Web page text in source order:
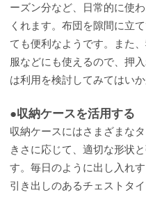
ーズン分など、日常的に使
くれます。布団を隙間に立
ても便利なようです。また
服などにも使えるので、押
は利用を検討してみてはいか
●収納ケースを活用する
収納ケースにはさまざまな
きさに応じて、適切な形状
す。毎日のように出し入れ
引き出しのあるチェストタ